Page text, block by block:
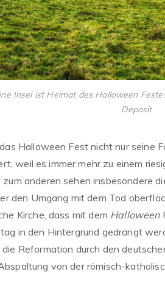
Insel ist Heimat des Halloween
Deposit
Halloween Fest nicht nur seine
weil es immer mehr zu einem
anderen sehen insbesondere
den Umgang mit dem Tod
Kirche, dass mit dem Halloween
in den Hintergrund gedrängt
Reformation durch den
von der römisch-